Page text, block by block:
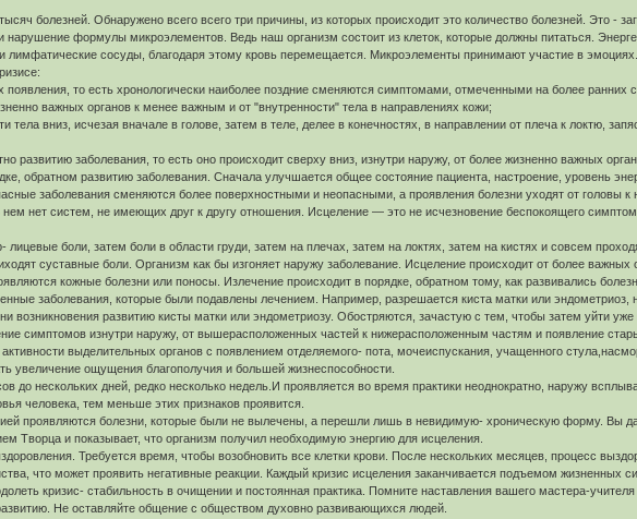
болезней. Обнаружено всего всего три причины, из которых происходит это количество болезней. Это -
формулы микроэлементов. Ведь наш организм состоит из клеток, которые должны питаться.
лимфатические сосуды, благодаря этому кровь перемещается. Микроэлементы принимают участие в эмоциях.
то есть хронологически наиболее поздние сменяются симптомами, отмеченными на более ранних
важных органов к менее важным и от "внутренности" тела в направлениях кожи;
тела вниз, исчезая вначале в голове, затем в теле, делее в конечностях, в направлении от плеча к локтю,
развитию заболевания, то есть оно происходит сверху вниз, изнутри наружу, от более жизненно важных
обратном развитию заболевания. Сначала улучшается общее состояние пациента, настроение, уровень
заболевания сменяются более поверхностными и неопасными, а проявления болезни уходят от головы к
нет систем, не имеющих друг к другу отношения. Исцеление — это не исчезновение беспокоящего
боли, затем боли в области груди, затем на плечах, затем на локтях, затем на кистях и совсем
суставные боли. Организм как бы изгоняет наружу заболевание. Исцеление происходит от более
кожные болезни или поносы. Излечение происходит в порядке, обратном тому, как развивались
заболевания, которые были подавлены лечением. Например, разрешается киста матки или эндометриоз,
возникновения развитию кисты матки или эндометриозу. Обостряются, зачастую с тем, чтобы затем уйти уже
симптомов изнутри наружу, от вышерасположенных частей к нижерасположенным частям и появление
выделительных органов с появлением отделяемого- пота, мочеиспускания, учащенного
увеличение ощущения благополучия и большей жизнеспособности.
до нескольких дней, редко несколько недель.И проявляется во время практики неоднократно, наружу
человека, тем меньше этих признаков проявится.
проявляются болезни, которые были не вылечены, а перешли лишь в невидимую- хроническую форму. Вы
Творца и показывает, что организм получил необходимую энергию для исцеления.
Требуется время, чтобы возобновить все клетки крови. После нескольких месяцев, процесс
что может проявить негативные реакции. Каждый кризис исцеления заканчивается подъемом жизненных
кризис- стабильность в очищении и постоянная практика. Помните наставления вашего мастера-
Не оставляйте общение с обществом духовно развивающихся людей.